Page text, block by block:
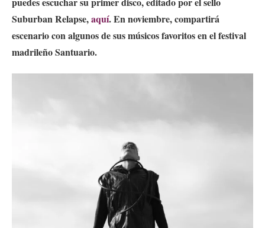
Suburban Relapse,aquí. En noviembre, compartirá
escenario con algunos de sus músicos favoritos en el festival
madrileño Santuario.